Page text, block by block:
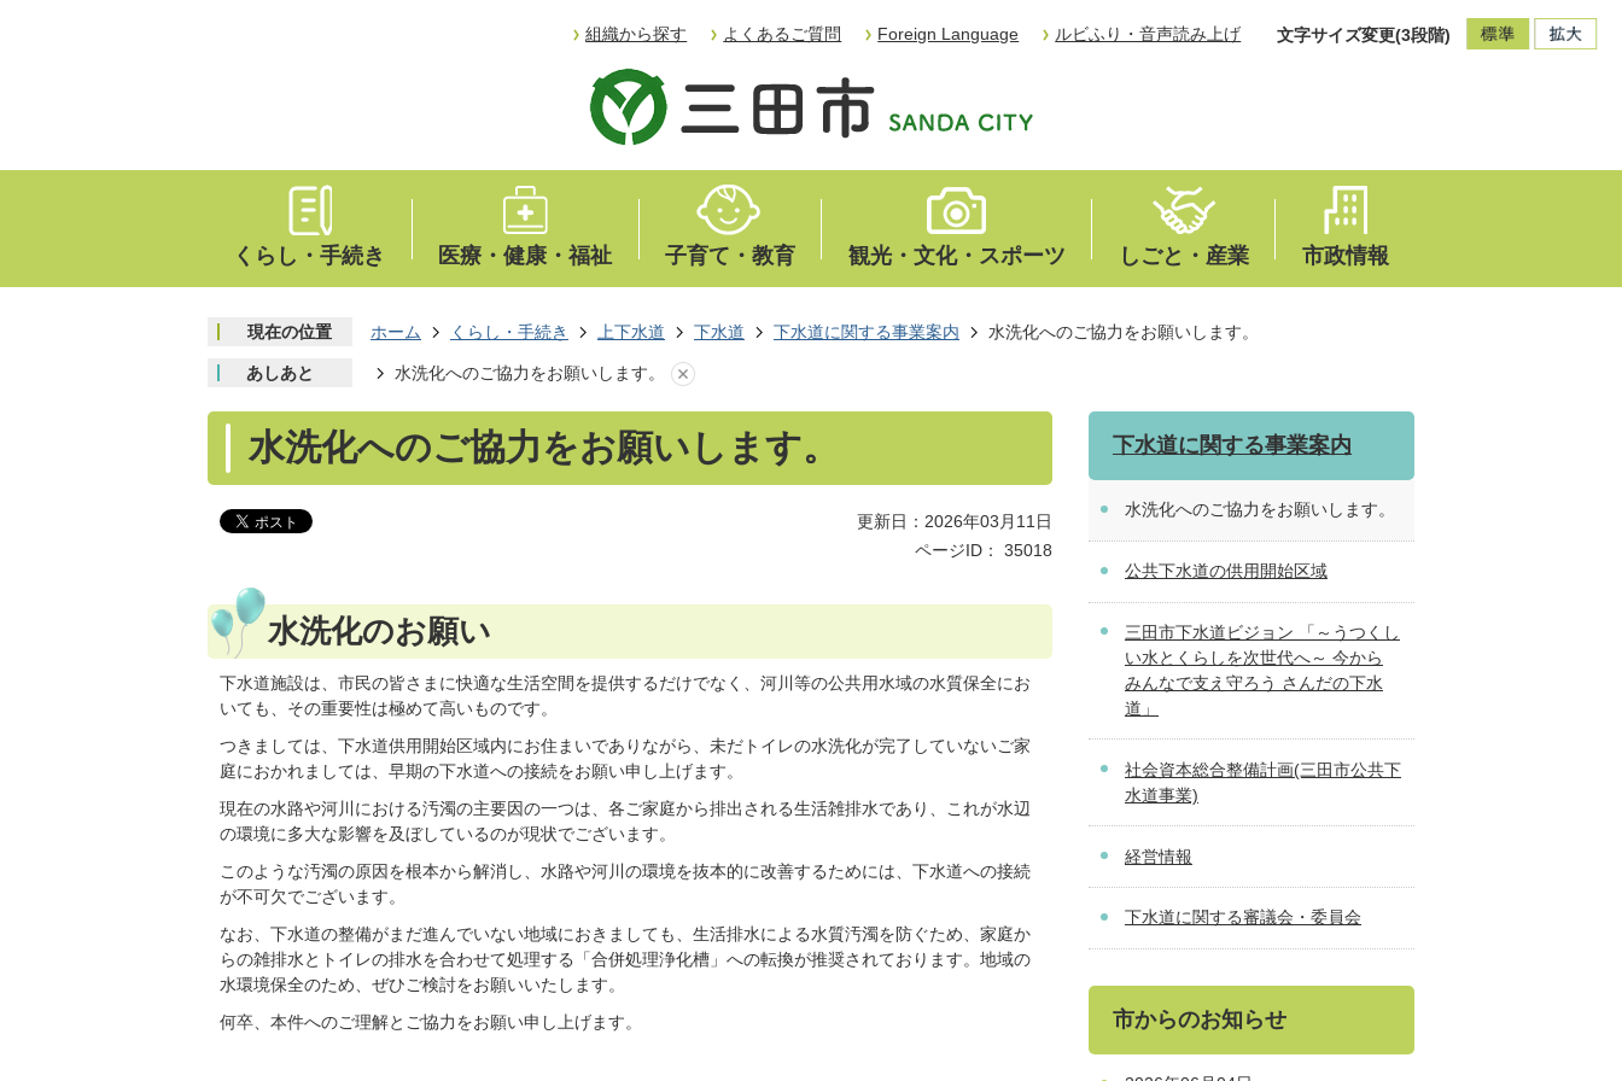
組織から探す よくあるご質問 Foreign Language ルビふり・音声読み上げ 文字サイズ変更(3段階)
くらし・手続き 医療・健康・福祉 子育て・教育 観光・文化・スポーツ しごと・産業 市政情報
現在の位置 ホーム くらし・手続き 上下水道 下水道 下水道に関する事業案内 水洗化へのご協力をお願いします。
あしあと 水洗化へのご協力をお願いします。
水洗化へのご協力をお願いします。
更新日：2026年03月11日
ページID：
35018
水洗化のお願い
下水道施設は、市民の皆さまに快適な生活空間を提供するだけでなく、河川等の公共用水域の水質保全にお
いても、その重要性は極めて高いものです。
つきましては、下水道供用開始区域内にお住まいでありながら、未だトイレの水洗化が完了していないご家
庭におかれましては、早期の下水道への接続をお願い申し上げます。
現在の水路や河川における汚濁の主要因の一つは、各ご家庭から排出される生活雑排水であり、これが水辺
の環境に多大な影響を及ぼしているのが現状でございます。
このような汚濁の原因を根本から解消し、水路や河川の環境を抜本的に改善するためには、下水道への接続
が不可欠でございます。
なお、下水道の整備がまだ進んでいない地域におきましても、生活排水による水質汚濁を防ぐため、家庭か
らの雑排水とトイレの排水を合わせて処理する「合併処理浄化槽」への転換が推奨されております。地域の
水環境保全のため、ぜひご検討をお願いいたします。
何卒、本件へのご理解とご協力をお願い申し上げます。
下水道に関する事業案内
水洗化へのご協力をお願いします。
公共下水道の供用開始区域
三田市下水道ビジョン 「～うつくし
い水とくらしを次世代へ～ 今から
みんなで支え守ろう さんだの下水
道」
社会資本総合整備計画(三田市公共下
水道事業)
経営情報
下水道に関する審議会・委員会
市からのお知らせ